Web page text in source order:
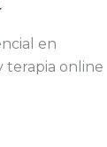
en
terapia online